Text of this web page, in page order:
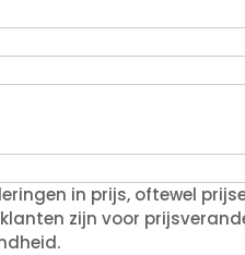
in prijs, oftewel
zijn voor